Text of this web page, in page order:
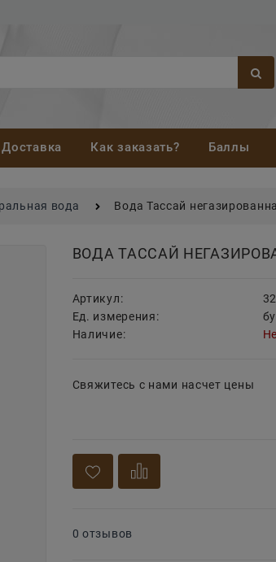
Доставка Как заказать? Баллы
вода Вода Тассай
ВОДА ТАССАЙ
Артикул:
Ед. измерения:
Наличие:
Свяжитесь с нами насчет цены
0 отзывов